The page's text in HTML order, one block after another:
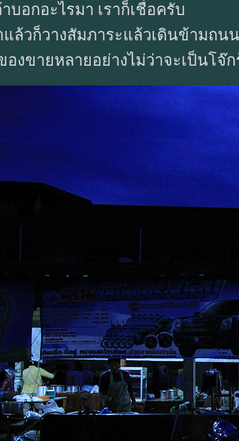
าบอกอะไรมา เราก็เชื่อครับ
แล้วก็วางสัมภาระแล้วเดินข้ามถน
องขายหลายอย่างไม่ว่าจะเป็นโ